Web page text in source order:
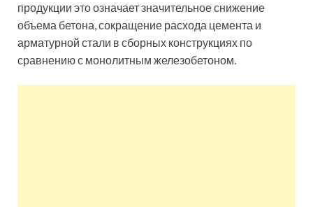
продукции это означает значительное снижение
объема бетона, сокращение расхода цемента и
арматурной стали в сборных конструкциях по
сравнению с монолитным железобетоном.